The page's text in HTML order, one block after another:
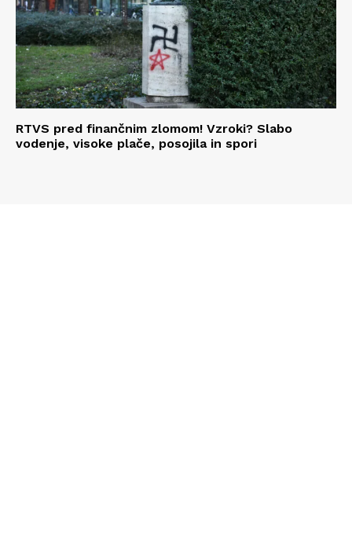
RTVS pred finančnim zlomom! Vzroki? Slabo
vodenje, visoke plače, posojila in spori